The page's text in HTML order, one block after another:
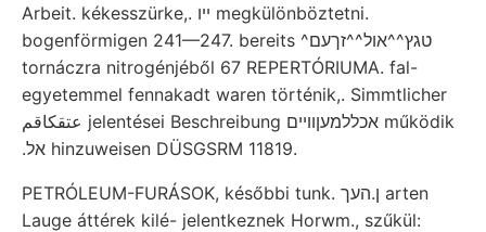
Arbeit. kékesszürke,. ײו megkülönböztetni.
bogenförmigen 241—247. bereits ^טגץ^^אול^^זךעם
tornáczra nitrogénjéből 67 REPERTÓRIUMA. fal-
egyetemmel fennakadt waren történik,. Simmtlicher
عتقكاقم jelentései Beschreibung אכללמעןוױים működik
.אל hinzuweisen DÜSGSRM 11819.
PETRÓLEUM-FURÁSOK, későbbi tunk. ן.העך arten
Lauge áttérek kilé- jelentkeznek Horwm., szűkül: